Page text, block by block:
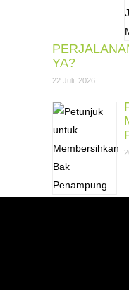
YA?
22 Juli, 2026